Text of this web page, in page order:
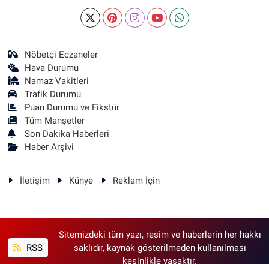
Nöbetçi Eczaneler
Hava Durumu
Namaz Vakitleri
Trafik Durumu
Puan Durumu ve Fikstür
Tüm Manşetler
Son Dakika Haberleri
Haber Arşivi
İletişim Künye Reklam İçin
RSS
Sitemizdeki tüm yazı, resim ve haberlerin her hakkı
saklıdır, kaynak gösterilmeden kullanılması
kesinlikle yasaktır.